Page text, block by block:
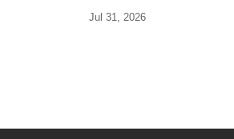
Jul 31, 2026